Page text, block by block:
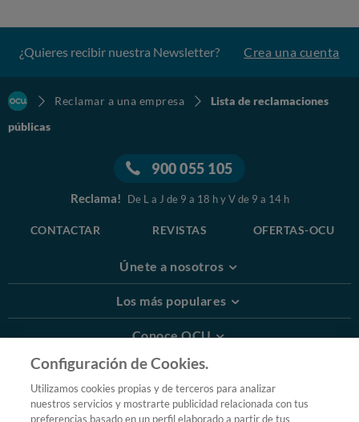
¿Quieres recibir nuestra Newsletter? Crea una cuenta
Reclamar a una empresa
Lista de reclamaciones
públicas
900 055 105
Reclama! De L a J de 9 a 18 h y V de 9 a 14 h
CONTACTAR REVISTAS OFERTAS-OCU
Únete a nosotros
Los más populares
Conoce OCU
Más Información
© 2026 OCU
Configuración de Cookies.
Utilizamos cookies propias y de terceros para analizar
nuestros servicios y mostrarte publicidad relacionada con tus
preferencias basado en un perfil elaborado a partir de tus